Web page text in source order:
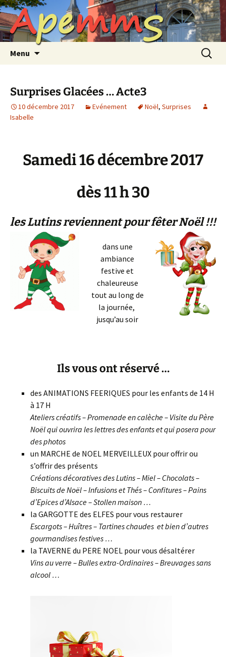
Aller
au
contenu
ApemmS
Menu
Surprises Glacées … Acte3
10 décembre 2017 Evénement Noël, Surprises
Isabelle
Samedi 16 décembre 2017
dès 11 h 30
les Lutins reviennent pour fêter Noël !!!
dans une
ambiance
festive et
chaleureuse
tout au long de
la journée,
jusqu’au soir
Ils vous ont réservé …
des ANIMATIONS FEERIQUES pour les enfants de 14 H
à 17 H
Ateliers créatifs – Promenade en calèche – Visite du Père
Noël qui ouvrira les lettres des enfants et qui posera pour
des photos
un MARCHE de NOEL MERVEILLEUX pour offrir ou
s’offrir des présents
Créations décoratives des Lutins – Miel – Chocolats –
Biscuits de Noël – Infusions et Thés – Confitures – Pains
d’Epices d’Alsace – Stollen maison …
la GARGOTTE des ELFES pour vous restaurer
Escargots – Huîtres – Tartines chaudes et bien d’autres
gourmandises festives …
la TAVERNE du PERE NOEL pour vous désaltérer
Vins au verre – Bulles extra-Ordinaires – Breuvages sans
alcool …